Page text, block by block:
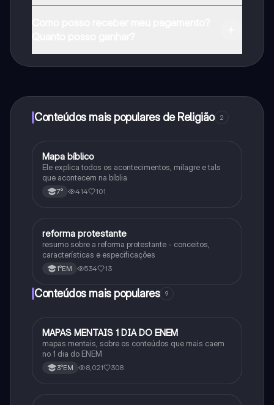
Conteúdos mais populares de Religião 2
Religião
Mapa bíblico
Ele explica todos os acontecimentos, milagre e tals
que acontecem na bíblia
7° 414 101
História
reforma protestante
resumo sobre a reforma protestante - conceitos,
características e especificações
1°EM 534 13
Conteúdos mais populares 9
Português
MAPAS MENTAIS 1 DIA DO ENEM
mapas mentais, sobre os conteúdos que mais caem
no 1 dia do ENEM
3°EM 8,021 308